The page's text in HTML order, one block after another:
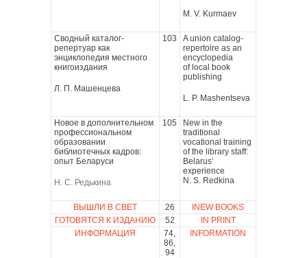
M. V. Kurmaev
Сводный каталог-
репертуар как
энциклопедия местного
книгоиздания
Л. П. Машенцева
103
A union catalog-
repertoire as an
encyclopedia
of local book
publishing
L. P. Mashentseva
Новое в дополнительном
профессиональном
образовании
библиотечных кадров:
опыт Беларуси
Н. С. Редькина
105
New in the
traditional
vocational training
of the library staff:
Belarus’
experience
N. S. Redkina
ВЫШЛИ В СВЕТ 26
INEW BOOKS
ГОТОВЯТСЯ К ИЗДАНИЮ
52
IN PRINT
ИНФОРМАЦИЯ
74,
86,
94
INFORMATION